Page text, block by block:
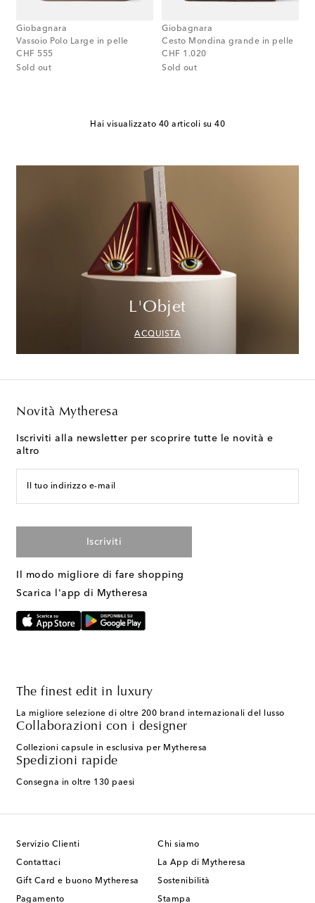
Giobagnara
Vassoio Polo Large in pelle
CHF 555
original price
Sold out
Giobagnara
Cesto Mondina grande in pelle
CHF 1.020
original price
Sold out
Hai visualizzato 40 articoli su 40
L'Objet
ACQUISTA
Novità Mytheresa
Iscriviti alla newsletter per scoprire tutte le novità e
altro
Il tuo indirizzo e-mail
Iscriviti
Il modo migliore di fare shopping
Scarica l'app di Mytheresa
The finest edit in luxury
La migliore selezione di oltre 200 brand internazionali del lusso
Collaborazioni con i designer
Collezioni capsule in esclusiva per Mytheresa
Spedizioni rapide
Consegna in oltre 130 paesi
Servizio Clienti
Contattaci
Gift Card e buono Mytheresa
Pagamento
Chi siamo
La App di Mytheresa
Sostenibilità
Stampa